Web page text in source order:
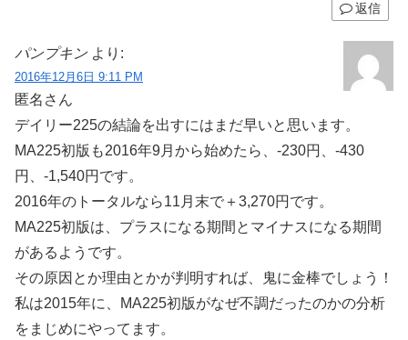
返信
パンプキン より:
2016年12月6日 9:11 PM
匿名さん
デイリー225の結論を出すにはまだ早いと思います。
MA225初版も2016年9月から始めたら、-230円、-430
円、-1,540円です。
2016年のトータルなら11月末で＋3,270円です。
MA225初版は、プラスになる期間とマイナスになる期間
があるようです。
その原因とか理由とかが判明すれば、鬼に金棒でしょう！
私は2015年に、MA225初版がなぜ不調だったのかの分析
をまじめにやってます。